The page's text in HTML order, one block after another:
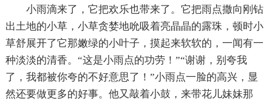
小雨滴来了，它把欢乐也带来了。它把雨点撒向刚钻
出土地的小草，小草贪婪地吮吸着亮晶晶的露珠，顿时小
草舒展开了它那嫩绿的小叶子，摸起来软软的，一闻有一
种淡淡的清香。“这是小雨点的功劳！”“谢谢，别夸我
了，我都被你夸的不好意思了！”小雨点一脸的高兴，显
然还要做更多的好事。他又敲着小鼓，来带花儿妹妹那